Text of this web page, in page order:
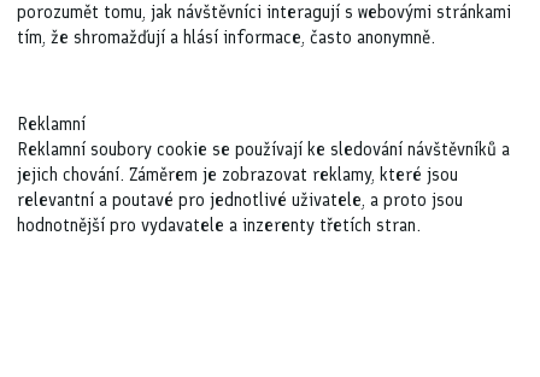
porozumět tomu, jak návštěvníci interagují s webovými stránkami
tím, že shromažďují a hlásí informace, často anonymně.
Reklamní
Reklamní soubory cookie se používají ke sledování návštěvníků a
jejich chování. Záměrem je zobrazovat reklamy, které jsou
relevantní a poutavé pro jednotlivé uživatele, a proto jsou
hodnotnější pro vydavatele a inzerenty třetích stran.